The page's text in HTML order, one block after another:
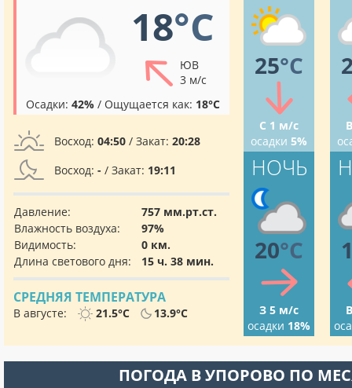
18°C
ЮВ
3 м/с
Осадки: 42% / Ощущается как: 18°C
Восход: 04:50 / Закат: 20:28
Восход: - / Закат: 19:11
Давление:
757 мм.рт.ст.
Влажность воздуха:
97%
Видимость:
0 км.
Длина светового дня:
15 ч. 38 мин.
СРЕДНЯЯ ТЕМПЕРАТУРА
В августе: 21.5°C 13.9°C
25°C
С 1 м/с
осадки 5%
НОЧЬ
20°C
З 5 м/с
осадки 18%
ПОГОДА В УПОРОВО ПО